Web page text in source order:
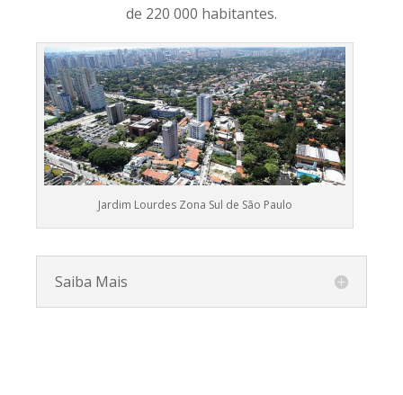
de 220 000 habitantes.
Jardim Lourdes Zona Sul de São Paulo
Saiba Mais